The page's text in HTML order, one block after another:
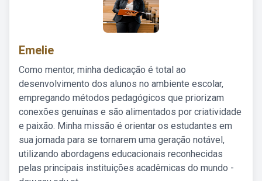
Emelie
Como mentor, minha dedicação é total ao
desenvolvimento dos alunos no ambiente escolar,
empregando métodos pedagógicos que priorizam
conexões genuínas e são alimentados por criatividade
e paixão. Minha missão é orientar os estudantes em
sua jornada para se tornarem uma geração notável,
utilizando abordagens educacionais reconhecidas
pelas principais instituições acadêmicas do mundo -